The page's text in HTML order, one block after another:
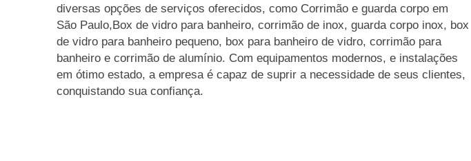
diversas opções de serviços oferecidos, como Corrimão e guarda corpo em
São Paulo,Box de vidro para banheiro, corrimão de inox, guarda corpo inox, box
de vidro para banheiro pequeno, box para banheiro de vidro, corrimão para
banheiro e corrimão de alumínio. Com equipamentos modernos, e instalações
em ótimo estado, a empresa é capaz de suprir a necessidade de seus clientes,
conquistando sua confiança.